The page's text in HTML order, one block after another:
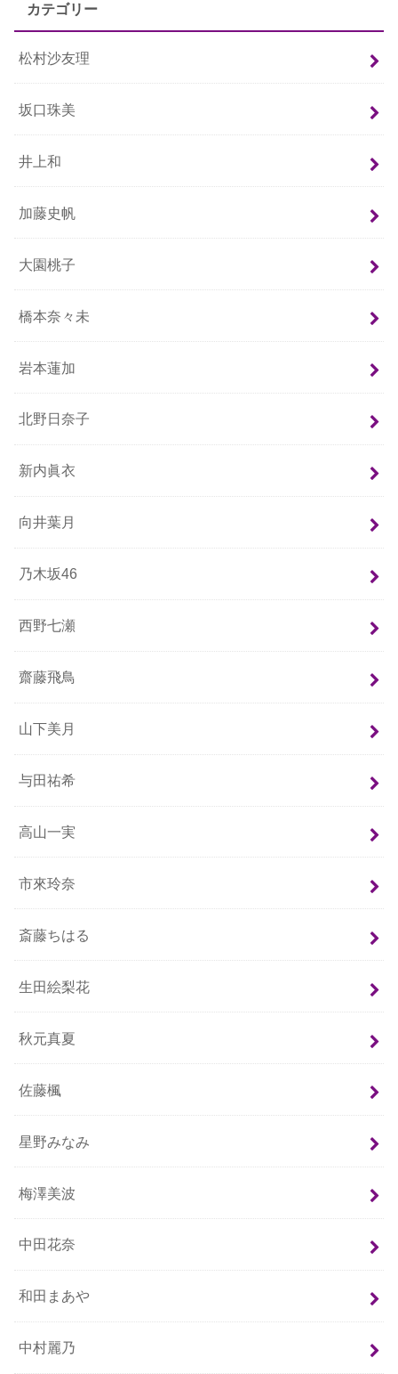
カテゴリー
松村沙友理
坂口珠美
井上和
加藤史帆
大園桃子
橋本奈々未
岩本蓮加
北野日奈子
新内眞衣
向井葉月
乃木坂46
西野七瀬
齋藤飛鳥
山下美月
与田祐希
高山一実
市來玲奈
斎藤ちはる
生田絵梨花
秋元真夏
佐藤楓
星野みなみ
梅澤美波
中田花奈
和田まあや
中村麗乃